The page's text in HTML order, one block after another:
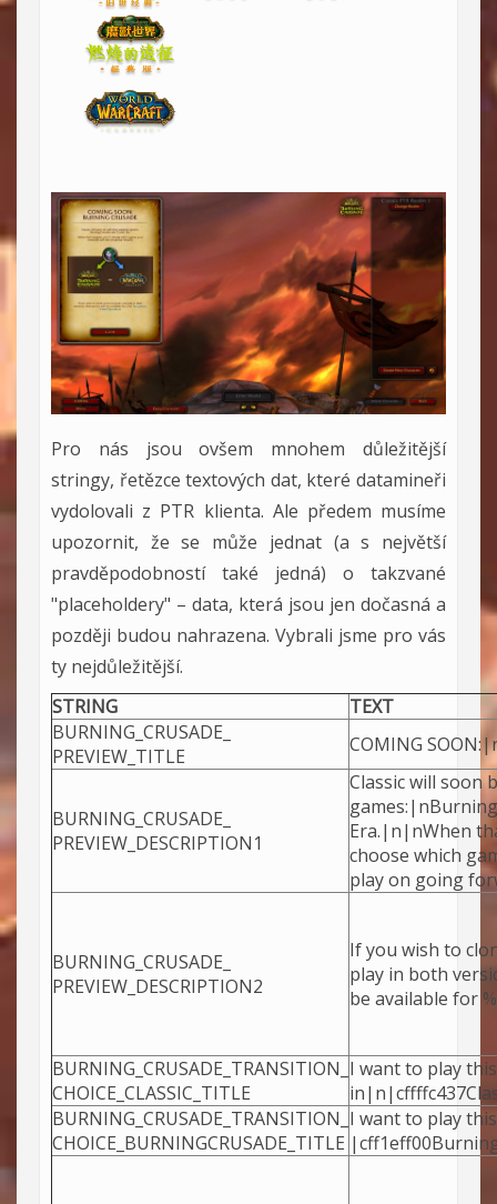
Pro nás jsou ovšem mnohem důležitější
stringy, řetězce textových dat, které datamineři
vydolovali z PTR klienta. Ale předem musíme
upozornit, že se může jednat (a s největší
pravděpodobností také jedná) o takzvané
"placeholdery" – data, která jsou jen dočasná a
později budou nahrazena. Vybrali jsme pro vás
ty nejdůležitější.
STRING
TEXT
BURNING_CRUSADE_
PREVIEW_TITLE
COMING
BURNING_CRUSADE_
PREVIEW_DESCRIPTION1
Classic will soon
Era.|n|nWhen
choose which
play on going
BURNING_CRUSADE_
PREVIEW_DESCRIPTION2
If you wish to
play in both
be available for
BURNING_CRUSADE_TRANSITION_
CHOICE_CLASSIC_TITLE
I want to play
BURNING_CRUSADE_TRANSITION_
CHOICE_BURNINGCRUSADE_TITLE
I want to play